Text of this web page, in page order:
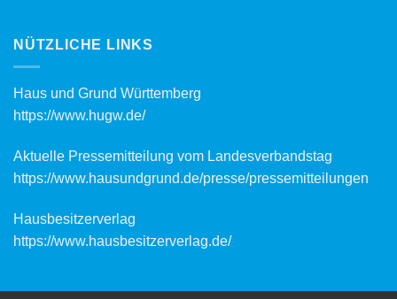
NÜTZLICHE LINKS
Haus und Grund Württemberg
https://www.hugw.de/
Aktuelle Pressemitteilung vom Landesverbandstag
https://www.hausundgrund.de/presse/pressemitteilungen
Hausbesitzerverlag
https://www.hausbesitzerverlag.de/